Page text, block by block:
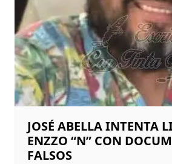
JOSÉ ABELLA INTENTA
ENZZO “N” CON
FALSOS